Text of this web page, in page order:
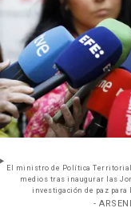
El ministro de Política
medios tras inaugurar las
investigación de paz para
-